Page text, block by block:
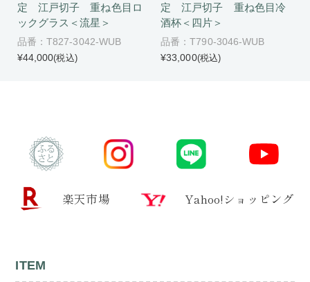
定 江戸切子 重ね色目ロ
ックグラス＜流星＞
品番：T827-3042-WUB
¥44,000(税込)
定 江戸切子 重ね色目冷
酒杯＜四片＞
品番：T790-3046-WUB
¥33,000(税込)
楽天市場 Yahoo!ショッピング
ITEM